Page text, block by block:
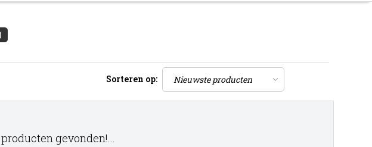
Sorteren op:
gevonden!...